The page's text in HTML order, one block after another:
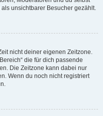
unsichtbarer Besucher gezählt.
nicht deiner eigenen Zeitzone.
die für dich passende
Die Zeitzone kann dabei nur
Wenn du noch nicht registriert